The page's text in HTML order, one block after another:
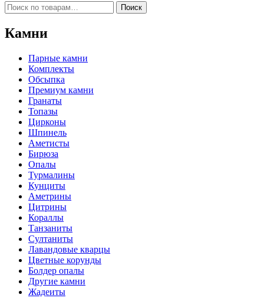
Искать:
Поиск
Камни
Парные камни
Комплекты
Обсыпка
Премиум камни
Гранаты
Топазы
Цирконы
Шпинель
Аметисты
Бирюза
Опалы
Турмалины
Кунциты
Аметрины
Цитрины
Кораллы
Танзаниты
Султаниты
Лавандовые кварцы
Цветные корунды
Болдер опалы
Другие камни
Жадеиты